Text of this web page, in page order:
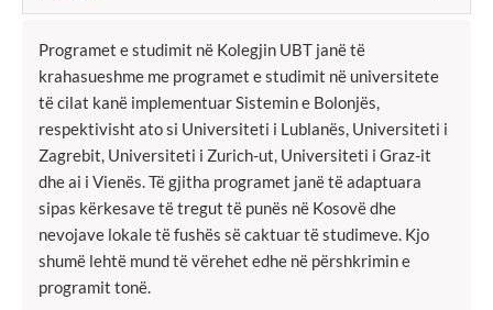
Programet e studimit në Kolegjin UBT janë të
krahasueshme me programet e studimit në universitete
të cilat kanë implementuar Sistemin e Bolonjës,
respektivisht ato si Universiteti i Lublanës, Universiteti i
Zagrebit, Universiteti i Zurich-ut, Universiteti i Graz-it
dhe ai i Vienës. Të gjitha programet janë të adaptuara
sipas kërkesave të tregut të punës në Kosovë dhe
nevojave lokale të fushës së caktuar të studimeve. Kjo
shumë lehtë mund të vërehet edhe në përshkrimin e
programit tonë.